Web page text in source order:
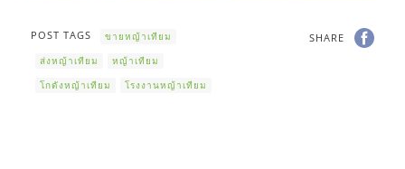
SHARE
POST TAGS
ขายหญ้าเทียม
ส่งหญ้าเทียม
หญ้าเทียม
โกดังหญ้าเทียม
โรงงานหญ้าเทียม